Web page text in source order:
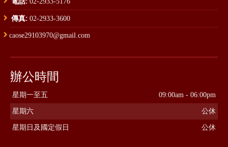
傳真: 02-2933-3600
caose29103970@gmail.com
辦公時間
星期一至五 09:00am - 06:00pm
星期六 公休
星期日及國定假日 公休